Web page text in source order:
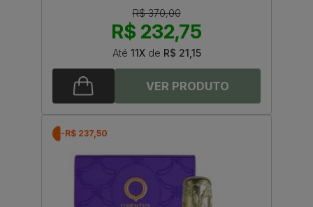
R$ 370,00
R$ 232,75
Até 11Xde R$ 21,15
-R$ 237,50